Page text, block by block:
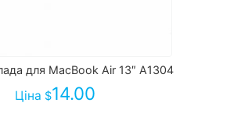
для MacBook Air 13″ A1304
Ціна $14.00